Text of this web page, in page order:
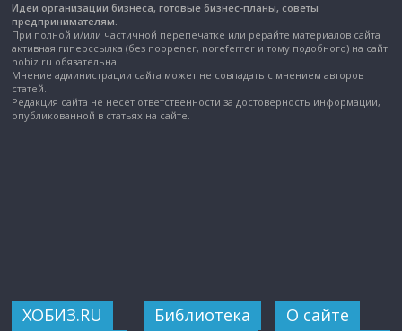
Идеи организации бизнеса, готовые бизнес-планы, советы
предпринимателям.
При полной и/или частичной перепечатке или рерайте материалов сайта
активная гиперссылка (без noopener, noreferrer и тому подобного) на сайт
hobiz.ru обязательна.
Мнение администрации сайта может не совпадать с мнением авторов
статей.
Редакция сайта не несет ответственности за достоверность информации,
опубликованной в статьях на сайте.
ХОБИЗ.RU Библиотека О сайте